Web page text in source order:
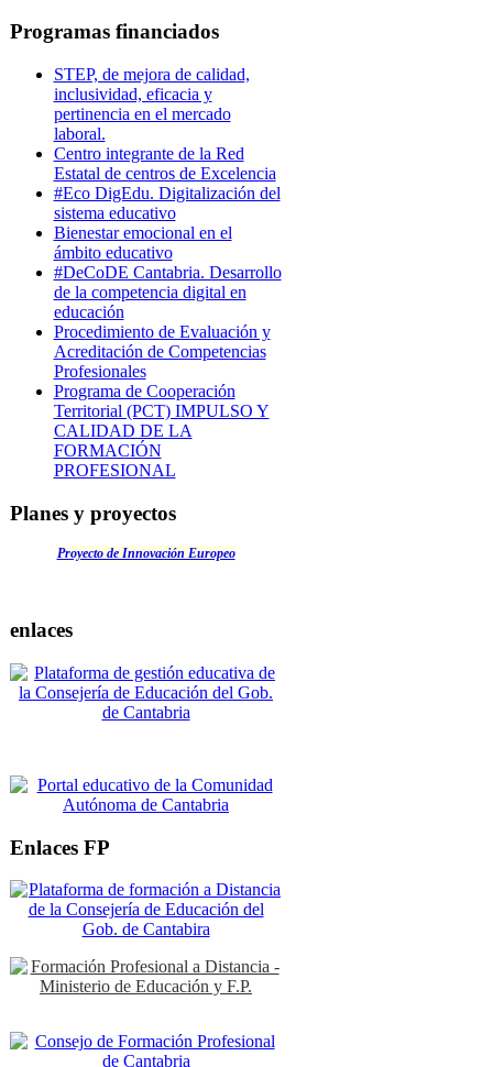
Programas financiados
STEP, de mejora de calidad,
inclusividad, eficacia y
pertinencia en el mercado
laboral.
Centro integrante de la Red
Estatal de centros de Excelencia
#Eco DigEdu. Digitalización del
sistema educativo
Bienestar emocional en el
ámbito educativo
#DeCoDE Cantabria. Desarrollo
de la competencia digital en
educación
Procedimiento de Evaluación y
Acreditación de Competencias
Profesionales
Programa de Cooperación
Territorial (PCT) IMPULSO Y
CALIDAD DE LA
FORMACIÓN
PROFESIONAL
Planes y proyectos
Proyecto de Innovación Europeo
enlaces
Enlaces FP